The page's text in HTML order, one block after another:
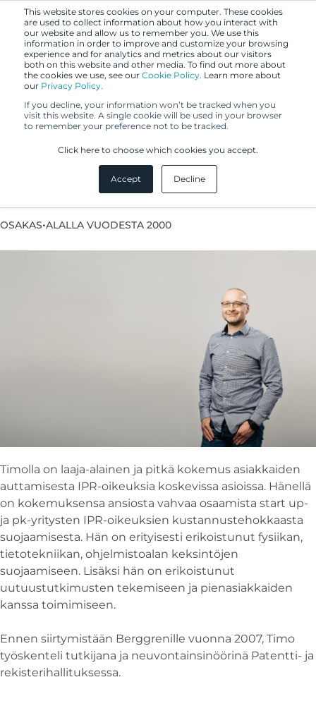
This website stores cookies on your computer. These cookies
are used to collect information about how you interact with
our website and allow us to remember you. We use this
information in order to improve and customize your browsing
experience and for analytics and metrics about our visitors
both on this website and other media. To find out more about
the cookies we use, see our Cookie Policy. Learn more about
our Privacy Policy.
If you decline, your information won’t be tracked when you
visit this website. A single cookie will be used in your browser
to remember your preference not to be tracked.
Click here to choose which cookies you accept.
Accept Decline
Timo Alanne
OSAKAS•ALALLA VUODESTA 2000
Timolla on laaja-alainen ja pitkä kokemus asiakkaiden
auttamisesta IPR-oikeuksia koskevissa asioissa. Hänellä
on kokemuksensa ansiosta vahvaa osaamista start up-
ja pk-yritysten IPR-oikeuksien kustannustehokkaasta
suojaamisesta. Hän on erityisesti erikoistunut fysiikan,
tietotekniikan, ohjelmistoalan keksintöjen
suojaamiseen. Lisäksi hän on erikoistunut
uutuustutkimusten tekemiseen ja pienasiakkaiden
kanssa toimimiseen.
Ennen siirtymistään Berggrenille vuonna 2007, Timo
työskenteli tutkijana ja neuvontainsinöörinä Patentti- ja
rekisterihallituksessa.